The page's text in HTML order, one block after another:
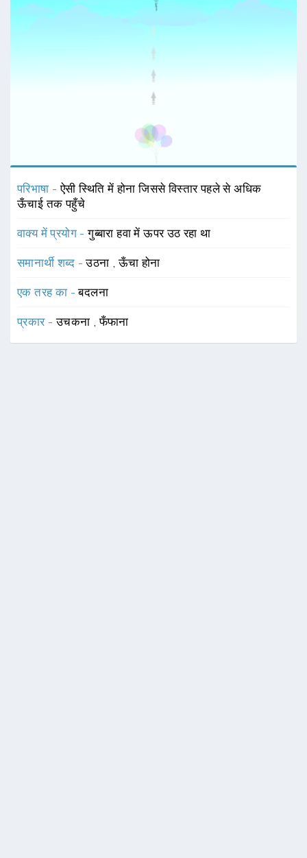
परिभाषा -ऐसी स्थिति में होना जिससे विस्तार पहले से अधिक
ऊँचाई तक पहुँचे
वाक्य में प्रयोग -गुब्बारा हवा में ऊपर उठ रहा था
समानार्थी शब्द -उठना ,ऊँचा होना
एक तरह का -बदलना
प्रकार -उचकना ,फँफाना